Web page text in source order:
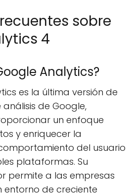
sobre
4
Analytics?
es la última versión de
de Google,
un enfoque
y enriquecer la
del usuario
plataformas. Su
permite a las empresas
entorno de creciente